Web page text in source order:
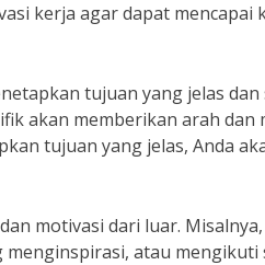
kerja agar dapat mencapai
tujuan yang jelas
akan memberikan arah
tujuan yang jelas, Anda
motivasi dari luar. Misalnya,
atau